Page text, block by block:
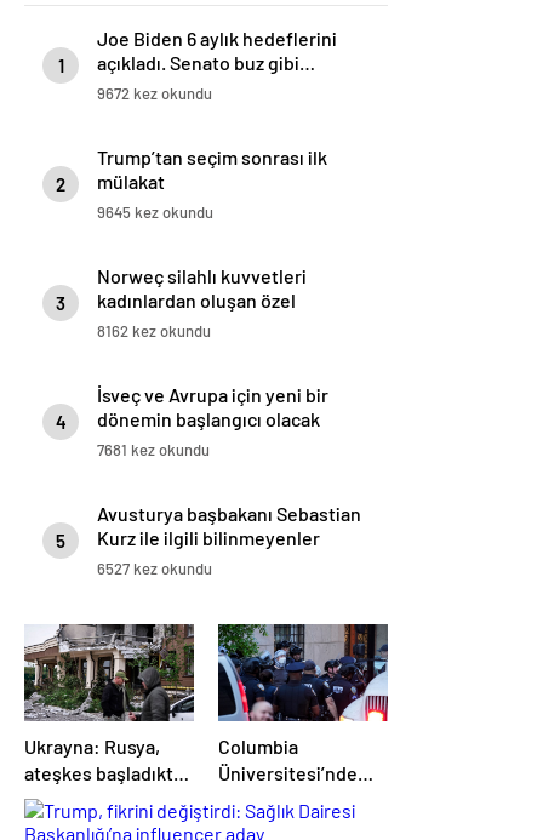
1
Joe Biden 6 aylık hedeflerini
açıkladı. Senato buz gibi…
9672 kez okundu
2
Trump’tan seçim sonrası ilk
mülakat
9645 kez okundu
3
Norweç silahlı kuvvetleri
kadınlardan oluşan özel
kuvvetler eğitimlerini başlattı.
8162 kez okundu
4
İsveç ve Avrupa için yeni bir
dönemin başlangıcı olacak
kararlar.
7681 kez okundu
5
Avusturya başbakanı Sebastian
Kurz ile ilgili bilinmeyenler
6527 kez okundu
Ukrayna: Rusya,
ateşkes başladıktan
sonra da
saldırılarını
Columbia
Üniversitesi’nde
Filistin’e destek
eylemi: En az 70